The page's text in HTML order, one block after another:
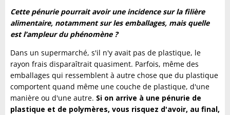
Cette pénurie pourrait avoir une incidence sur la filière
alimentaire, notamment sur les emballages, mais quelle
est l’ampleur du phénomène ?
Dans un supermarché, s'il n'y avait pas de plastique, le
rayon frais disparaîtrait quasiment. Parfois, même des
emballages qui ressemblent à autre chose que du plastique
comportent quand même une couche de plastique, d'une
manière ou d'une autre. Si on arrive à une pénurie de
plastique et de polymères, vous risquez d'avoir, au final,